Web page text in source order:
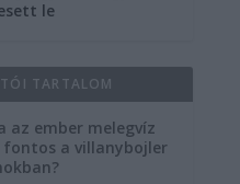
le
TARTALOM
az ember melegvíz
fontos a villanybojler